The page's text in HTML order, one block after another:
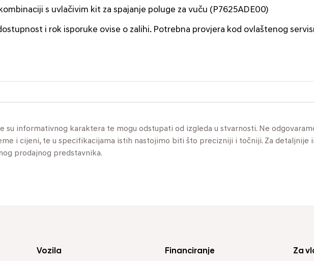
s uvlačivim kit za spajanje poluge za vuču (P7625ADE00)
i rok isporuke ovise o zalihi. Potrebna provjera kod ovlaštenog
su informativnog karaktera te mogu odstupati od izgleda u stvarnosti. Ne
i cijeni, te u specifikacijama istih nastojimo biti što precizniji i točniji. Za detaljnije
prodajnog predstavnika.
Vozila Financiranje Za